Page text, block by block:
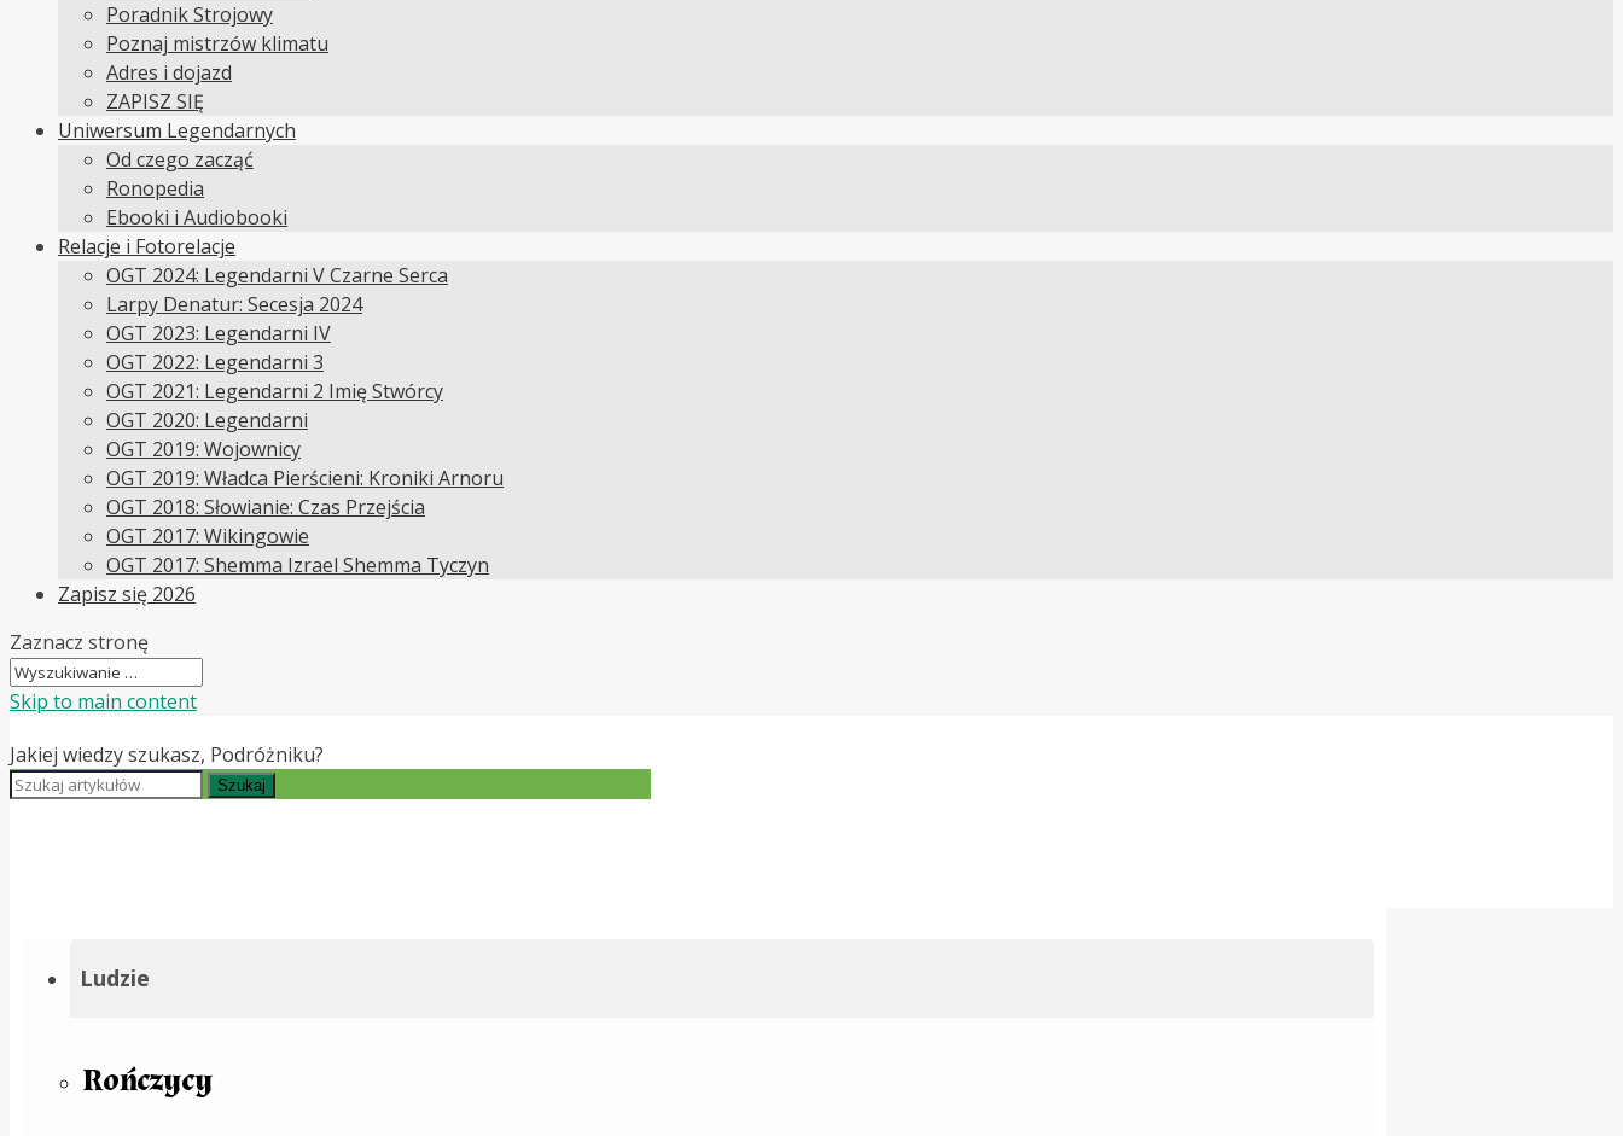
Poradnik Strojowy
Poznaj mistrzów klimatu
Adres i dojazd
ZAPISZ SIĘ
Uniwersum Legendarnych
Od czego zacząć
Ronopedia
Ebooki i Audiobooki
Relacje i Fotorelacje
OGT 2024: Legendarni V Czarne Serca
Larpy Denatur: Secesja 2024
OGT 2023: Legendarni IV
OGT 2022: Legendarni 3
OGT 2021: Legendarni 2 Imię Stwórcy
OGT 2020: Legendarni
OGT 2019: Wojownicy
OGT 2019: Władca Pierścieni: Kroniki Arnoru
OGT 2018: Słowianie: Czas Przejścia
OGT 2017: Wikingowie
OGT 2017: Shemma Izrael Shemma Tyczyn
Zapisz się 2026
Zaznacz stronę
Skip to main content
Jakiej wiedzy szukasz, Podróżniku?
Szukaj
Ludzie
Rończycy